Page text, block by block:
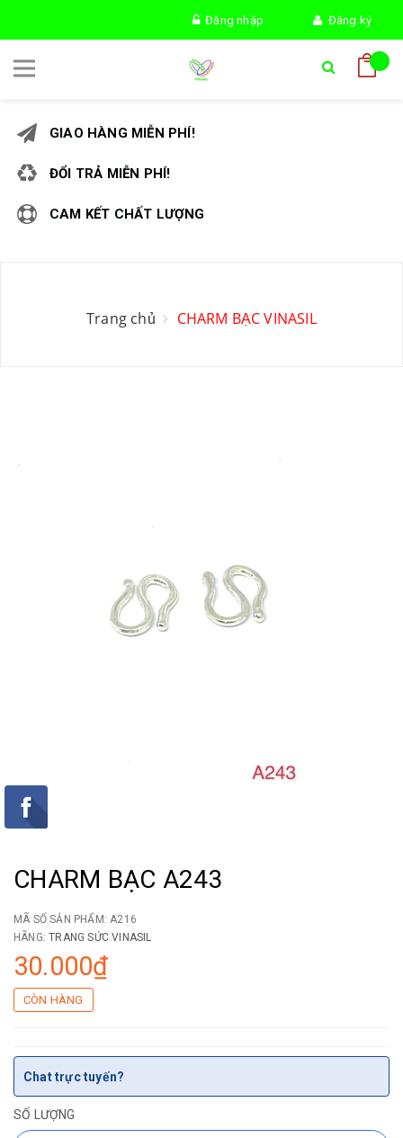
Đăng nhập Đăng ký
GIAO HÀNG MIỄN PHÍ!
ĐỔI TRẢ MIỄN PHÍ!
CAM KẾT CHẤT LƯỢNG
Trang chủ CHARM BẠC VINASIL
CHARM BẠC A243
MÃ SỐ SẢN PHẨM:A216
HÃNG:TRANG SỨC VINASIL
30.000₫
CÒN HÀNG
Chat trực tuyến?
SỐ LƯỢNG